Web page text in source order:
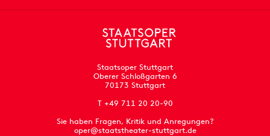
Staatsoper Stuttgart
Oberer Schloßgarten 6
70173 Stuttgart
T +49 711 20 20-90
Sie haben Fragen, Kritik und Anregungen?
oper@staatstheater-stuttgart.de